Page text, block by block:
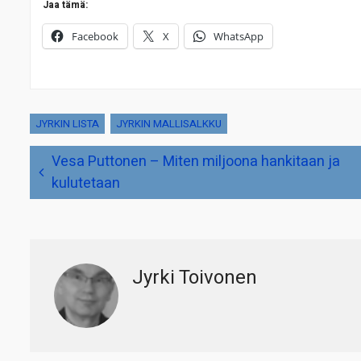
Jaa tämä:
Facebook X WhatsApp
JYRKIN LISTA JYRKIN MALLISALKKU
Artikkelien
selausVesa Puttonen – Miten miljoona hankitaan ja
kulutetaan
Jyrki Toivonen